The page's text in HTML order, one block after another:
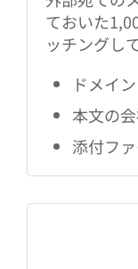
ておいた
ッチングし
ドメイン
本文の
添付フ